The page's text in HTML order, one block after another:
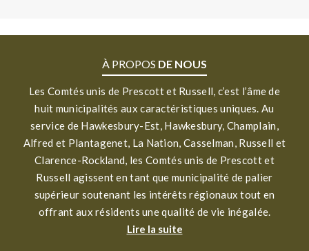
À PROPOS DE NOUS
Les Comtés unis de Prescott et Russell, c’est l’âme de
huit municipalités aux caractéristiques uniques. Au
service de Hawkesbury-Est, Hawkesbury, Champlain,
Alfred et Plantagenet, La Nation, Casselman, Russell et
Clarence-Rockland, les Comtés unis de Prescott et
Russell agissent en tant que municipalité de palier
supérieur soutenant les intérêts régionaux tout en
offrant aux résidents une qualité de vie inégalée.
Lire la suite